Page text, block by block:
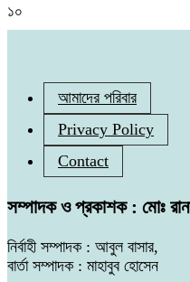
১০
আমাদের পরিবার
Privacy Policy
Contact
সম্পাদক ও প্রকাশক : মোঃ
নির্বাহী সম্পাদক : আবুল
বার্তা সম্পাদক : মাহাবুব হোসেন